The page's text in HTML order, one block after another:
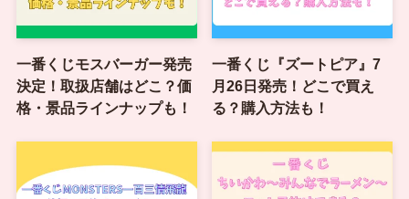
一番くじモスバーガー発売
決定！取扱店舗はどこ？価
格・景品ラインナップも！
一番くじ『ズートピア』7
月26日発売！どこで買え
る？購入方法も！